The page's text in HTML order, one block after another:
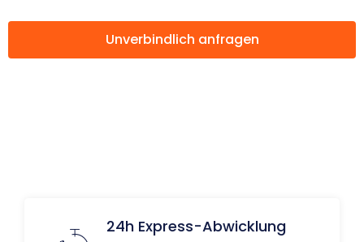
Unverbindlich anfragen
24h Express-Abwicklung